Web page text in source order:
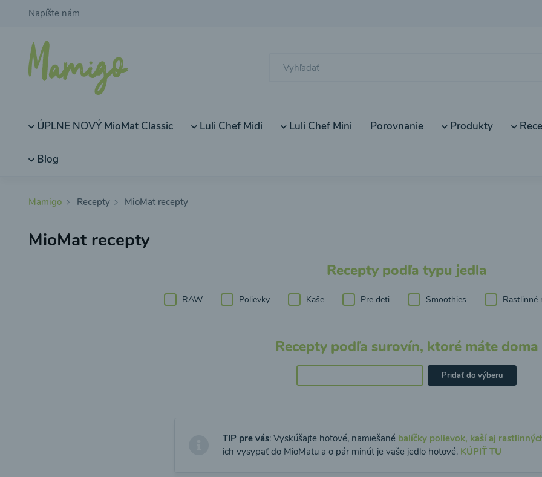
Napíšte nám
ÚPLNE NOVÝ MioMat Classic Luli Chef Midi Luli Chef Mini Porovnanie Produkty
Blog
Mamigo Recepty MioMat recepty
MioMat recepty
Recepty podľa typu jedla
RAW Polievky Kaše Pre deti Smoothies Rastlinné
Recepty podľa surovín, ktoré máte doma
Pridať do výberu
TIP pre vás: Vyskúšajte hotové, namiešané balíčky polievok, kaší aj
ich vysypať do MioMatu a o pár minút je vaše jedlo hotové. KÚPIŤ TU